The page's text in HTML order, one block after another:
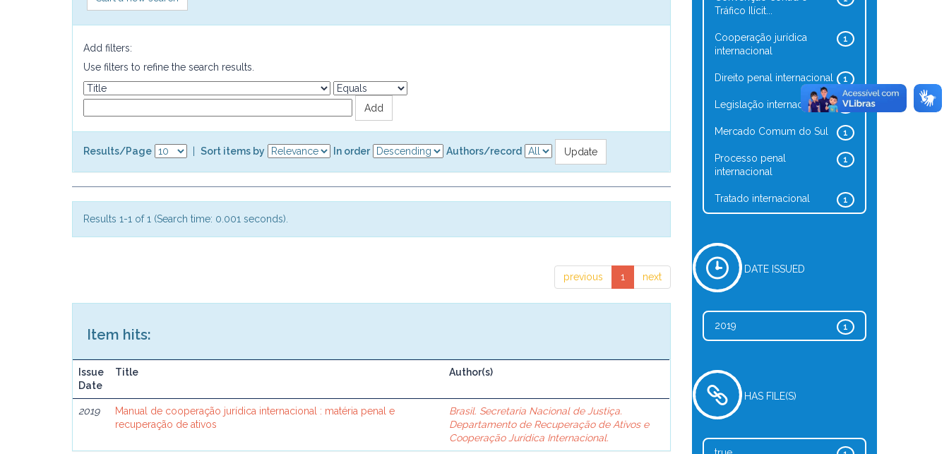
Add filters:
Use filters to refine the search results.
Results/Page Sort items by In order Authors/record
Results 1-1 of 1 (Search time: 0.001 seconds).
previous 1 next
Item hits:
Issue
Date
Title Author(s)
2019
Manual de cooperação jurídica internacional : matéria penal e
recuperação de ativos
Brasil. Secretaria Nacional de Justiça.
Departamento de Recuperação de Ativos e
Cooperação Jurídica Internacional.
Tráfico Ilícit...
1
Cooperação jurídica
internacional
1
Direito penal internacional
1
Legislação internacional
1
Mercado Comum do Sul
1
Processo penal
internacional
1
Tratado internacional
DATE ISSUED
1
2019
HAS FILE(S)